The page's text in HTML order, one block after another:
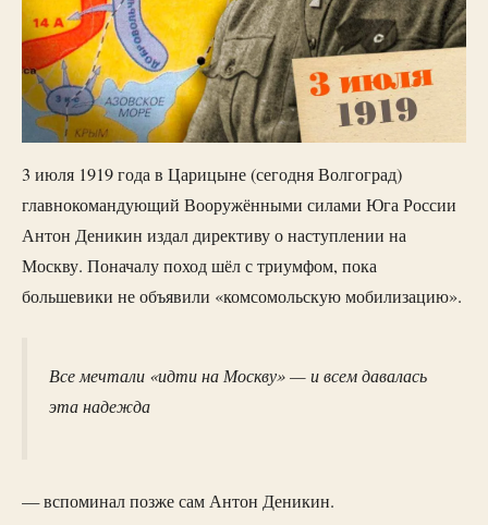
3 июля 1919 года в Царицыне (сегодня Волгоград)
главнокомандующий Вооружёнными силами Юга России
Антон Деникин издал директиву о наступлении на
Москву. Поначалу поход шёл с триумфом, пока
большевики не объявили «комсомольскую мобилизацию».
Все мечтали «идти на Москву» — и всем давалась
эта надежда
— вспоминал позже сам Антон Деникин.